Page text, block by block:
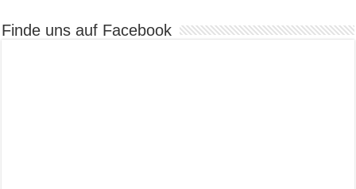
Finde uns auf Facebook